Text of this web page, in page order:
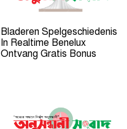
Bladeren Spelgeschiedenis
In Realtime Benelux
Ontvang Gratis Bonus